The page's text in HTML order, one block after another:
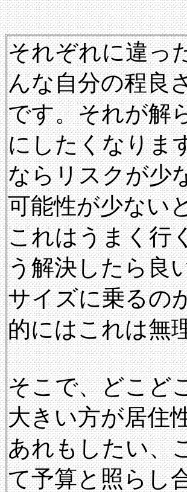
それぞれに違っ
んな自分の程良
です。それが解
にしたくなりま
ならリスクが少
可能性が少ない
これはうまく行
う解決したら良
サイズに乗るの
的にはこれは無
そこで、どこど
大きい方が居住
あれもしたい、
て予算と照らし